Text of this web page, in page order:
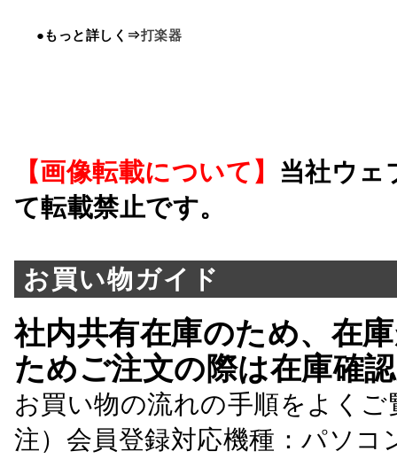
●もっと詳しく⇒打楽器
【画像転載について】 当社ウェ
て転載禁止です。
お買い物ガイド
社内共有在庫のため、在
ためご注文の際は在庫確
お買い物の流れの手順をよくご
注）会員登録対応機種：パソ